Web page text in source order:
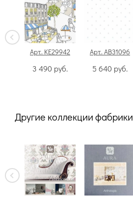
Арт. KE29942
3 490 руб.
Арт. AB31096
5 640 руб.
Другие коллекции фабрики